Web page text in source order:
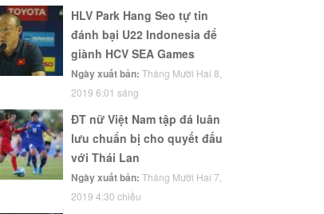
HLV Park Hang Seo tự tin
đánh bại U22 Indonesia để
giành HCV SEA Games
Ngày xuất bản: Tháng Mười Hai 8,
2019 6:01 sáng
ĐT nữ Việt Nam tập đá luân
lưu chuẩn bị cho quyết đấu
với Thái Lan
Ngày xuất bản: Tháng Mười Hai 7,
2019 4:30 chiều